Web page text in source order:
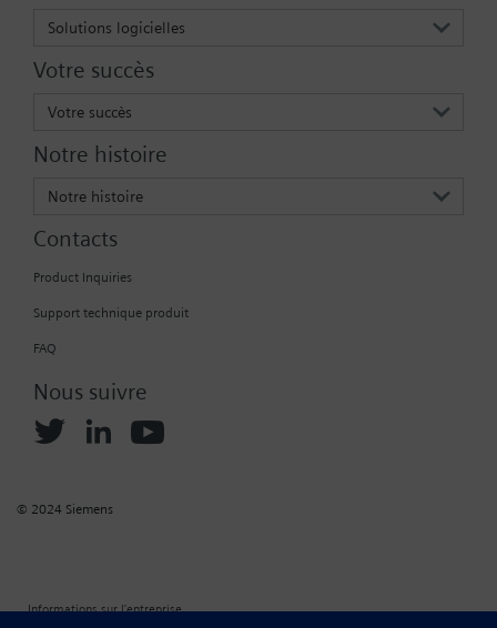
Solutions logicielles
Votre succès
Votre succès
Notre histoire
Notre histoire
Contacts
Product Inquiries
Support technique produit
FAQ
Nous suivre
© 2024 Siemens
Informations sur l'entreprise